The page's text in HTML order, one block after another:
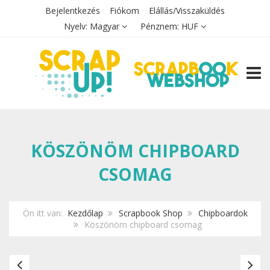
Bejelentkezés Fiókom
Elállás/Visszaküldés
Nyelv: Magyar Pénznem: HUF
KÖSZÖNÖM CHIPBOARD
CSOMAG
Ön itt van: Kezdőlap Scrapbook Shop
Chipboardok
Köszönöm chipboard csomag
Köszönöm,